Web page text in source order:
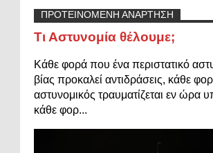
ΠΡΟΤΕΙΝΟΜΕΝΗ ΑΝΑΡΤΗΣΗ
Τι Αστυνομία θέλουμε;
Κάθε φορά που ένα περιστατικό
βίας προκαλεί αντιδράσεις, κάθε
αστυνομικός τραυματίζεται εν ώρα
κάθε φορ...